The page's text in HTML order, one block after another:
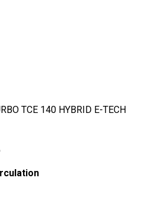
TCE 140 HYBRID E-TECH